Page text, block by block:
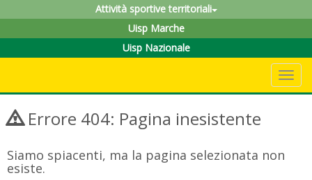
Attività sportive territoriali
Uisp Marche
Uisp Nazionale
Errore 404: Pagina inesistente
Siamo spiacenti, ma la pagina selezionata non
esiste.